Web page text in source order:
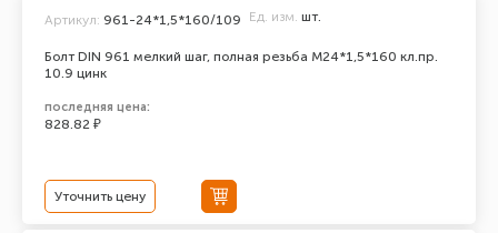
Болт DIN 961 мелкий шаг, полная резьба M24*1,5*160 кл.пр.
10.9 цинк
Артикул: 961-24*1,5*160/109 Ед. изм. шт.
последняя цена:
828.82 ₽
Уточнить цену